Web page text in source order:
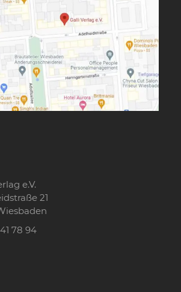
e.V.
21
78 94